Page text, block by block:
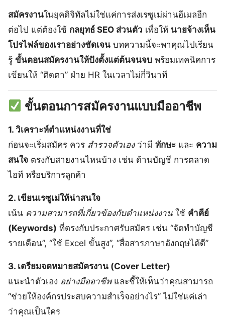
สมัครงานในยุคดิจิทัลไม่ใช่แค่การส่งเรซูเม่ผ่านอีเมลอีก
ต่อไป แต่ต้องใช้ กลยุทธ์ SEO ส่วนตัว เพื่อให้ นายจ้างเห็น
โปรไฟล์ของเราอย่างชัดเจน บทความนี้จะพาคุณไปเรียน
รู้ ขั้นตอนสมัครงานให้ปังตั้งแต่ต้นจนจบ พร้อมเทคนิคการ
เขียนให้ “ติดตา” ฝ่าย HR ในเวลาไม่กี่วินาที
ขั้นตอนการสมัครงานแบบมืออาชีพ
1. วิเคราะห์ตำแหน่งงานที่ใช่
ก่อนจะเริ่มสมัคร ควร สำรวจตัวเองว่ามี ทักษะ และ ความ
สนใจ ตรงกับสายงานไหนบ้าง เช่น ด้านบัญชี การตลาด
ไอที หรือบริการลูกค้า
2. เขียนเรซูเม่ให้น่าสนใจ
เน้น ความสามารถที่เกี่ยวข้องกับตำแหน่งงาน ใช้ คำคีย์
(Keywords) ที่ตรงกับประกาศรับสมัคร เช่น “จัดทำบัญชี
รายเดือน”, “ใช้ Excel ขั้นสูง”, “สื่อสารภาษาอังกฤษได้ดี”
3. เตรียมจดหมายสมัครงาน (Cover Letter)
แนะนำตัวเอง อย่างมืออาชีพและชี้ให้เห็นว่าคุณสามารถ
“ช่วยให้องค์กรประสบความสำเร็จอย่างไร” ไม่ใช่แค่เล่า
ว่าคุณเป็นใคร